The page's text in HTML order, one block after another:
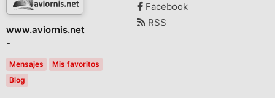
www.aviornis.net
-
Mensajes
Mis favoritos
Blog
Facebook
RSS